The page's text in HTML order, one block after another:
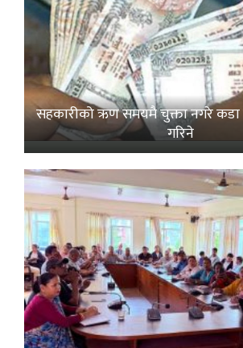
सहकारीको ऋण समयमै चुक्ता नगरे कडा
गरिने